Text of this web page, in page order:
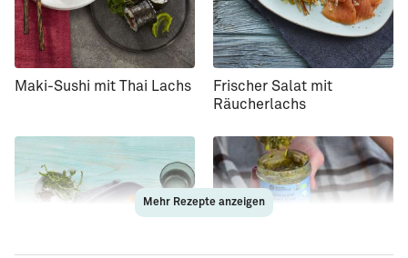
Maki-Sushi mit Thai Lachs
Frischer Salat mit
Räucherlachs
Mehr Rezepte anzeigen